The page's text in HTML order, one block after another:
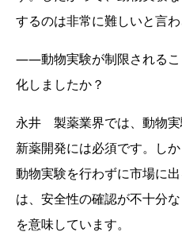
するのは非常に難しいと言わ
――動物実験が制限されるこ
化しましたか？
永井 製薬業界では、動物実
新薬開発には必須です。し
動物実験を行わずに市場に
は、安全性の確認が不十分
を意味しています。